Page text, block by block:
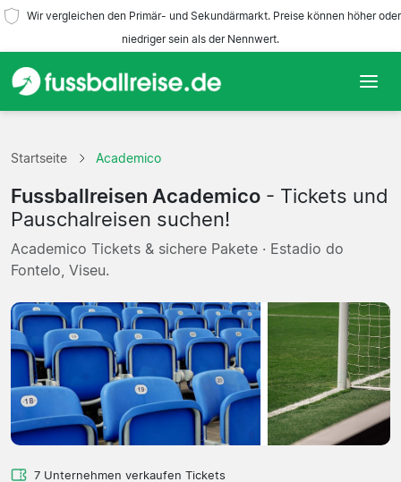
Wir vergleichen den Primär- und Sekundärmarkt. Preise können höher oder
niedriger sein als der Nennwert.
Mannschaften
Ligen
Reisebüros
Startseite Academico
Fussballreisen Academico - Tickets und
Pauschalreisen suchen!
Academico Tickets & sichere Pakete · Estadio do
Fontelo, Viseu.
7 Unternehmen verkaufen Tickets